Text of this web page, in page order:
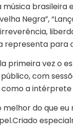
Negra”,
representa para
vez o
com
a
do que